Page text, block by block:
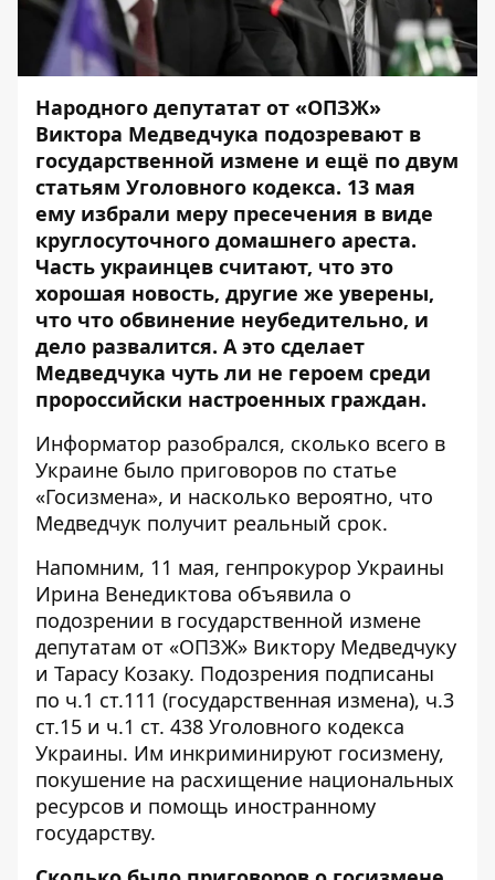
Народного депутатат от «ОПЗЖ»
Виктора Медведчука подозревают в
государственной измене и ещё по двум
статьям Уголовного кодекса. 13 мая
ему избрали меру пресечения в виде
круглосуточного домашнего ареста.
Часть украинцев считают, что это
хорошая новость, другие же уверены,
что что обвинение неубедительно, и
дело развалится. А это сделает
Медведчука чуть ли не героем среди
пророссийски настроенных граждан.
Информатор разобрался, сколько всего в
Украине было приговоров по статье
«Госизмена», и насколько вероятно, что
Медведчук получит реальный срок.
Напомним, 11 мая, генпрокурор Украины
Ирина Венедиктова объявила о
подозрении в государственной измене
депутатам от «ОПЗЖ» Виктору Медведчуку
и Тарасу Козаку. Подозрения подписаны
по ч.1 ст.111 (государственная измена), ч.3
ст.15 и ч.1 ст. 438 Уголовного кодекса
Украины. Им инкриминируют госизмену,
покушение на расхищение национальных
ресурсов и помощь иностранному
государству.